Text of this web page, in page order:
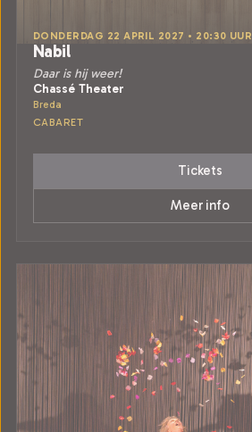
DONDERDAG 22 APRIL 2027 • 20:30 UUR
Nabil
Daar is hij weer!
Chassé Theater
Breda
CABARET
Tickets
Meer info